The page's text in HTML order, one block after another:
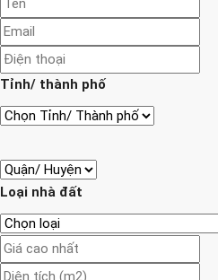
Tỉnh/ thành phố
Loại nhà đất